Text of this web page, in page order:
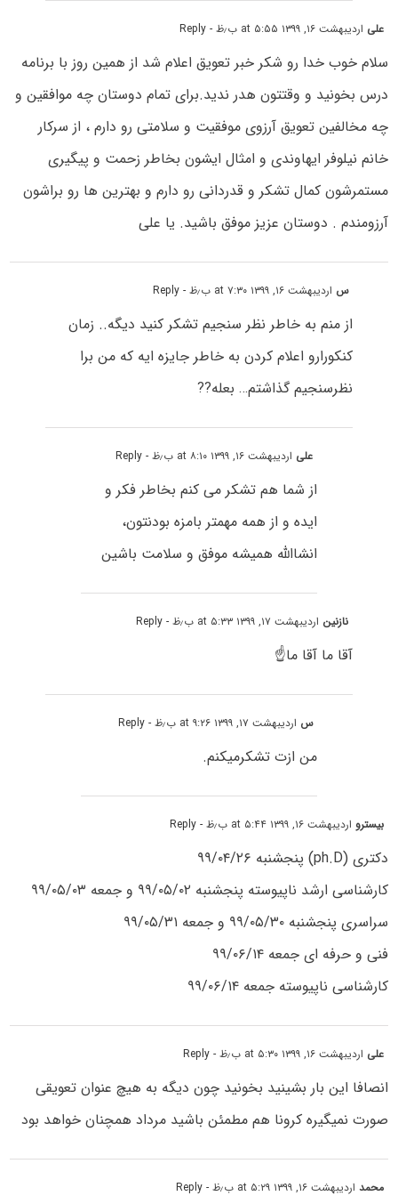
علی اردیبهشت ۱۶, ۱۳۹۹ at ۵:۵۵ ب٫ظ - Reply
سلام خوب خدا رو شکر خبر تعویق اعلام شد از همین روز با برنامه
درس بخونید و وقتتون هدر ندید‌.برای تمام دوستان چه موافقین و
چه مخالفین تعویق آرزوی موفقیت و سلامتی رو دارم ، از سرکار
خانم نیلوفر ایهاوندی و امثال ایشون بخاطر زحمت و پیگیری
مستمرشون کمال تشکر و قدردانی رو دارم و بهترین ها رو براشون
آرزومندم . دوستان عزیز موفق باشید. یا علی
س اردیبهشت ۱۶, ۱۳۹۹ at ۷:۳۰ ب٫ظ - Reply
از منم به خاطر نظر سنجیم تشکر کنید دیگه.. زمان
کنکورارو اعلام کردن به خاطر جایزه ایه که من برا
نظرسنجیم گذاشتم… بعله??
علی اردیبهشت ۱۶, ۱۳۹۹ at ۸:۱۰ ب٫ظ - Reply
از شما هم تشکر می کنم بخاطر فکر و
ایده و از همه مهمتر بامزه بودنتون،
انشاالله همیشه موفق و سلامت باشین
نازنین اردیبهشت ۱۷, ۱۳۹۹ at ۵:۳۳ ب٫ظ - Reply
آقا ما آقا ما☝
س اردیبهشت ۱۷, ۱۳۹۹ at ۹:۲۶ ب٫ظ - Reply
من ازت تشکرمیکنم.
بیسترواردیبهشت ۱۶, ۱۳۹۹ at ۵:۴۴ ب٫ظ - Reply
دکتری (ph.D) پنجشنبه ۹۹/۰۴/۲۶
کارشناسی ارشد ناپیوسته پنجشنبه ۹۹/۰۵/۰۲ و جمعه ۹۹/۰۵/۰۳
سراسری پنجشنبه ۹۹/۰۵/۳۰ و جمعه ۹۹/۰۵/۳۱
فنی و حرفه ای جمعه ۹۹/۰۶/۱۴
کارشناسی ناپیوسته جمعه ۹۹/۰۶/۱۴
علی اردیبهشت ۱۶, ۱۳۹۹ at ۵:۳۰ ب٫ظ - Reply
انصافا این بار بشینید بخونید چون دیگه به هیچ عنوان تعویقی
صورت نمیگیره کرونا هم مطمئن باشید مرداد همچنان خواهد بود
محمداردیبهشت ۱۶, ۱۳۹۹ at ۵:۲۹ ب٫ظ - Reply